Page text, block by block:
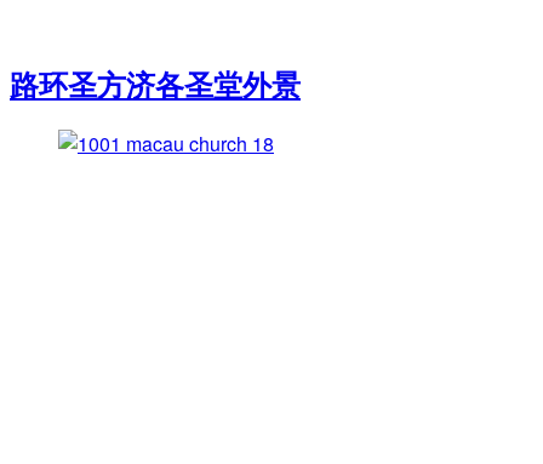
路环圣方济各圣堂外景